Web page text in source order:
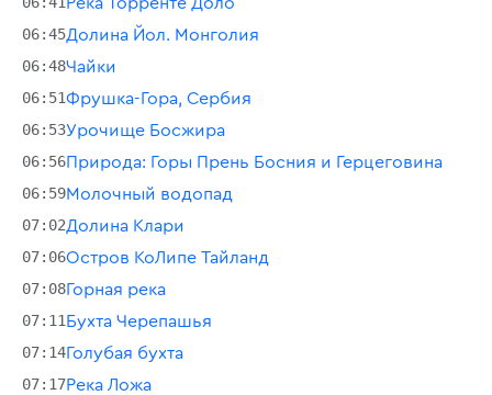
06:45Долина Йол. Монголия
06:48Чайки
06:51Фрушка-Гора, Сербия
06:53Урочище Босжира
06:56Природа: Горы Прень Босния и Герцеговина
06:59Молочный водопад
07:02Долина Клари
07:06Остров КоЛипе Тайланд
07:08Горная река
07:11Бухта Черепашья
07:14Голубая бухта
07:17Река Ложа